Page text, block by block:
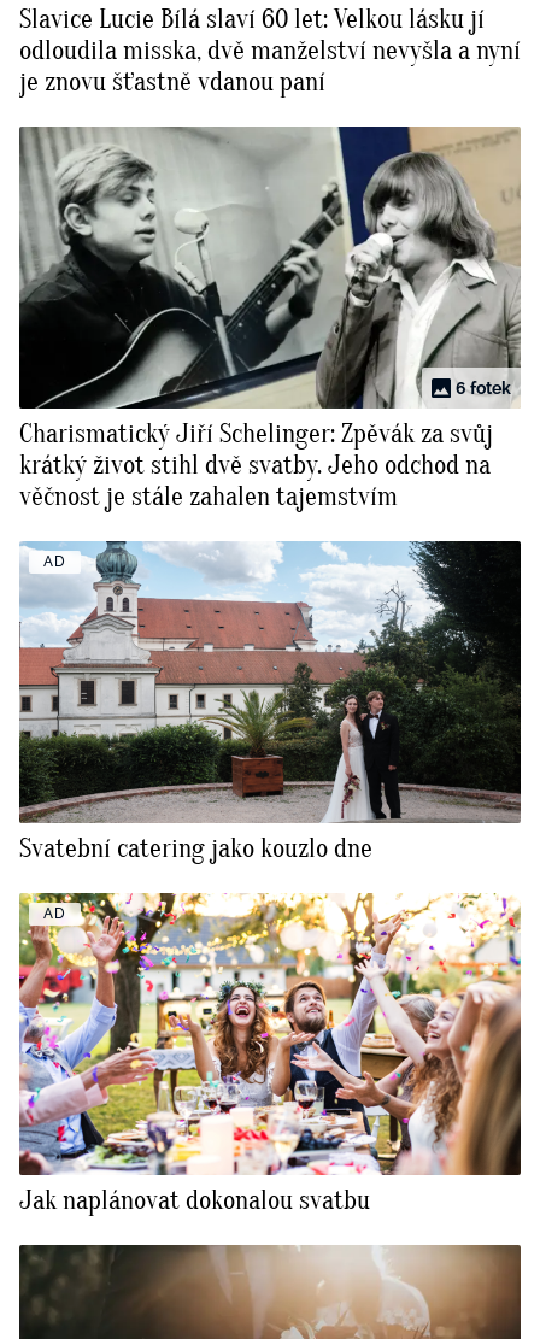
Tvoření
Rady a tipy
BurdaMedia
Extra
SVĚT ŽENY - 599 KČ
SADA PRODUKTŮ MANA (10 ks)
Slavice Lucie Bílá slaví 60 let: Velkou lásku jí
odloudila misska, dvě manželství nevyšla a nyní
je znovu šťastně vdanou paní
6 fotek
Charismatický Jiří Schelinger: Zpěvák za svůj
krátký život stihl dvě svatby. Jeho odchod na
věčnost je stále zahalen tajemstvím
AD
Svatební catering jako kouzlo dne
AD
Jak naplánovat dokonalou svatbu